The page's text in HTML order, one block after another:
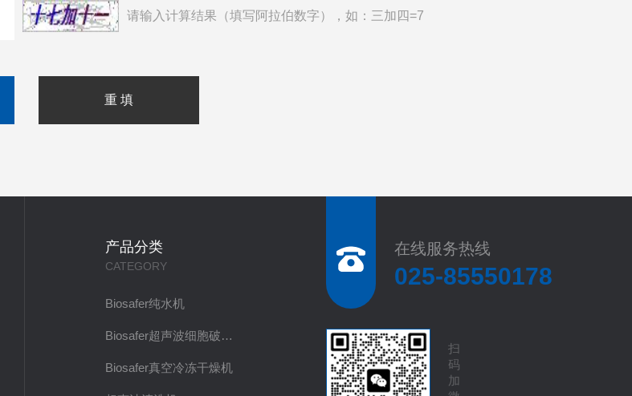
请输入计算结果（填写阿拉伯数字），如：三加四=7
产品分类
CATEGORY
Biosafer纯水机
Biosafer超声波细胞破碎仪
Biosafer真空冷冻干燥机
在线服务热线
025-85550178
扫
码
加